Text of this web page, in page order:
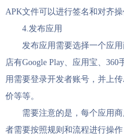
APK文件可以进行签名和对齐
4.发布应用
发布应用需要选择一个应
店有Google Play、应用宝、
用需要登录开发者账号，并上
价等等。
需要注意的是，每个应用
者需要按照规则和流程进行操